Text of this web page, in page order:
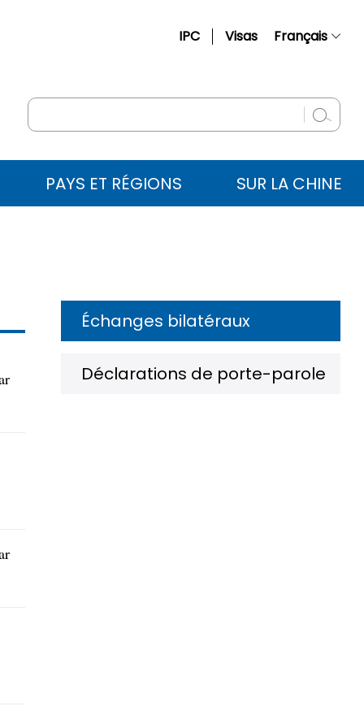
IPC Visas Français
English
Русский
Español
PAYS ET RÉGIONS SUR LA CHINE
Échanges bilatéraux
Déclarations de porte-parole